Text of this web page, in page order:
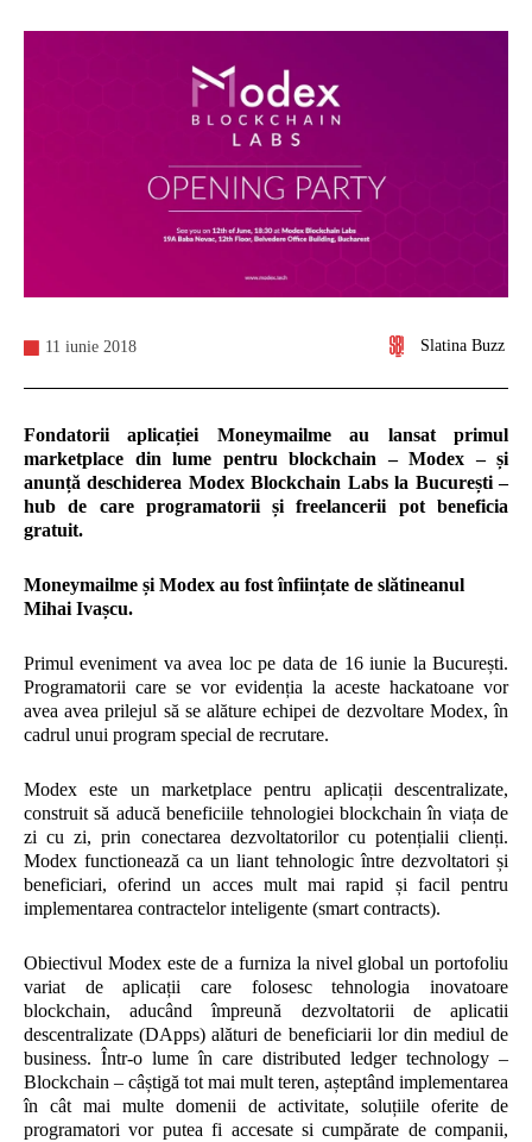
Slatina Buzz
11 iunie 2018
Fondatorii aplicației Moneymailme au lansat primul
marketplace din lume pentru blockchain – Modex – și
anunță deschiderea Modex Blockchain Labs la București –
hub de care programatorii și freelancerii pot beneficia
gratuit.
Moneymailme și Modex au fost înființate de slătineanul
Mihai Ivașcu.
Primul eveniment va avea loc pe data de 16 iunie la București.
Programatorii care se vor evidenția la aceste hackatoane vor
avea avea prilejul să se alăture echipei de dezvoltare Modex, în
cadrul unui program special de recrutare.
Modex este un marketplace pentru aplicații descentralizate,
construit să aducă beneficiile tehnologiei blockchain în viața de
zi cu zi, prin conectarea dezvoltatorilor cu potențialii clienți.
Modex functionează ca un liant tehnologic între dezvoltatori și
beneficiari, oferind un acces mult mai rapid și facil pentru
implementarea contractelor inteligente (smart contracts).
Obiectivul Modex este de a furniza la nivel global un portofoliu
variat de aplicații care folosesc tehnologia inovatoare
blockchain, aducând împreună dezvoltatorii de aplicatii
descentralizate (DApps) alături de beneficiarii lor din mediul de
business. Într-o lume în care distributed ledger technology –
Blockchain – câștigă tot mai mult teren, așteptând implementarea
în cât mai multe domenii de activitate, soluțiile oferite de
programatori vor putea fi accesate si cumpărate de companii,